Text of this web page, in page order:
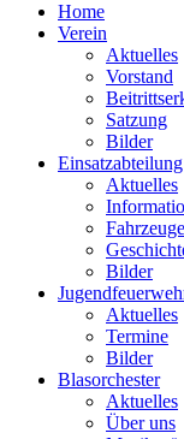
Home
Verein
Aktuelles
Vorstand
Satzung
Bilder
Einsatzabteilung
Aktuelles
Fahrzeuge
Bilder
Aktuelles
Termine
Bilder
Blasorchester
Aktuelles
Über uns